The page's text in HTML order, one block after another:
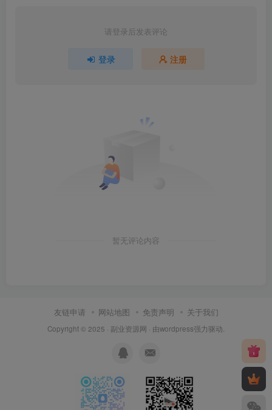
请登录后发表评论
登录 注册
暂无评论内容
友链申请 网站地图 免责声明 关于我们
Copyright © 2025 · 副业资源网 · 由wordpress强力驱动.